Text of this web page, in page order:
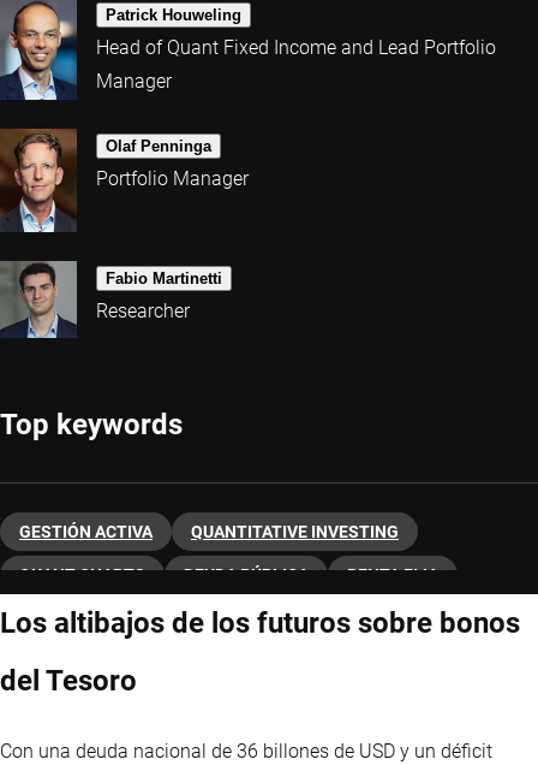
Patrick Houweling
Head of Quant Fixed Income and Lead Portfolio
Manager
Olaf Penninga
Portfolio Manager
Fabio Martinetti
Researcher
Top keywords
GESTIÓN ACTIVA QUANTITATIVE INVESTING
QUANT CHARTS DEUDA PÚBLICA RENTA FIJA
Los altibajos de los futuros sobre bonos
del Tesoro
Con una deuda nacional de 36 billones de USD y un déficit